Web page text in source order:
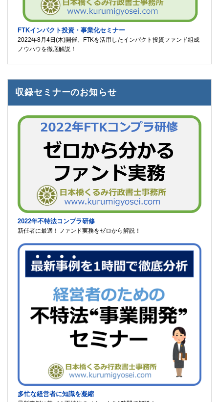
FTKインパクト投資・事業化セミナー
2022年8月4日(木)開催、FTKを活用したインパクト投資ファンド組成
ノウハウを徹底解説！
収録セミナーのお知らせ
2022年不特法コンプラ研修
新任者に最適！ファンド実務をゼロから解説！
多忙な経営者に知識を凝縮